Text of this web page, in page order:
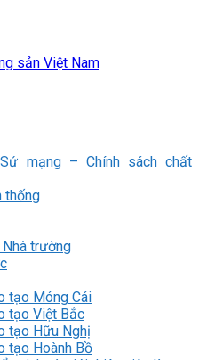
sản Việt Nam
mạng – Chính sách chất
thống
trường
tạo Móng Cái
tạo Việt Bắc
tạo Hữu Nghị
tạo Hoành Bồ